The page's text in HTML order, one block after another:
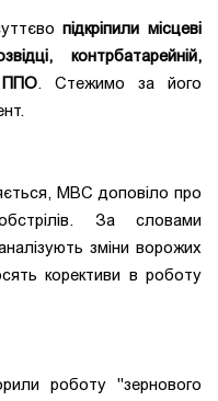
підкріпили місцеві
контрбатарейній,
ППО. Стежимо за його
МВС доповіло про
За словами
зміни ворожих
корективи в роботу
роботу "зернового